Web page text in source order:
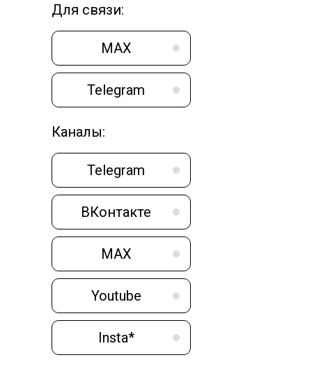
MAX
Telegram
Telegram
ВКонтакте
Insta*
MAX
Youtube
Для связи:
Каналы: